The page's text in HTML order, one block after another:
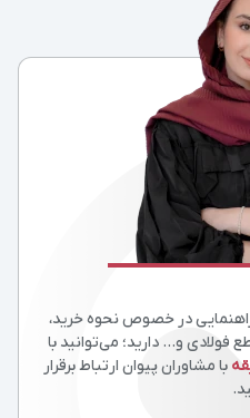
در خصوص نحوه خرید،
و… دارید؛ می‌توانید با
با مشاوران پیوان ارتباط برقرار